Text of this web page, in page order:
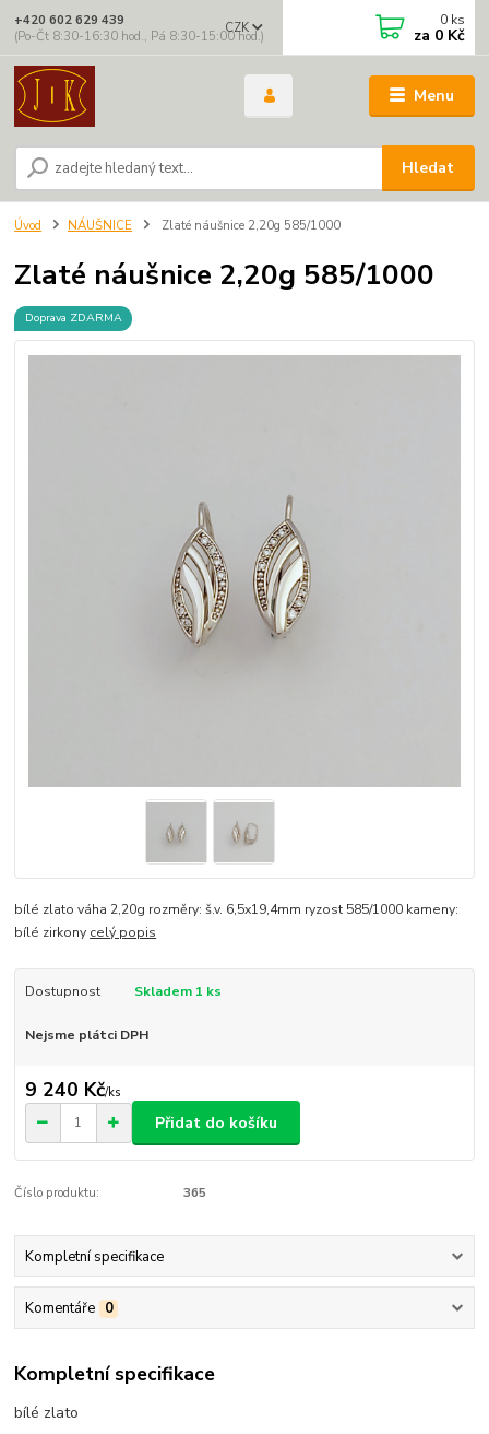
Menu
CZK
Hledat
+420 602 629 439
(Po-Čt 8:30-16:30 hod., Pá 8:30-15:00 hod.)
0 ks
za 0 Kč
Úvod NÁUŠNICE Zlaté náušnice 2,20g 585/1000
Zlaté náušnice 2,20g 585/1000
Doprava ZDARMA
bílé zlato váha 2,20g rozměry: š.v. 6,5x19,4mm ryzost 585/1000 kameny:
bílé zirkony celý popis
Dostupnost Skladem 1 ks
Nejsme plátci DPH
9 240 Kč/ks
Přidat do košíku
Číslo produktu: 365
Kompletní specifikace
Komentáře 0
Kompletní specifikace
bílé zlato